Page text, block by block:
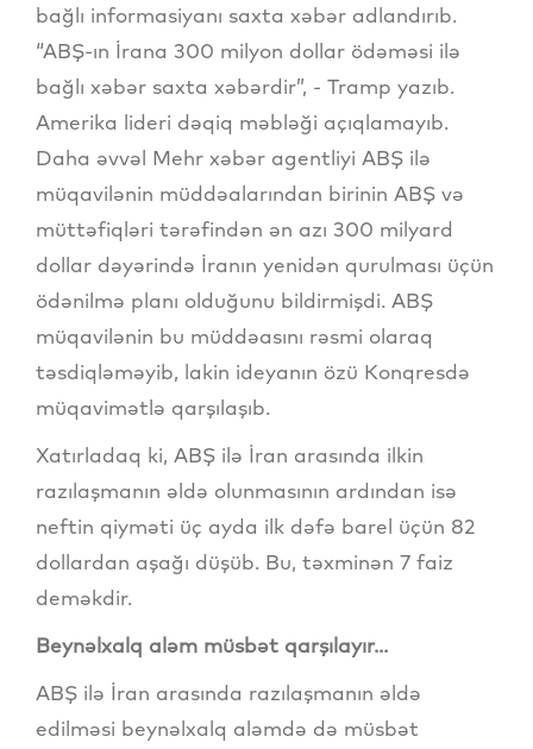
bağlı informasiyanı saxta xəbər adlandırıb.
“ABŞ-ın İrana 300 milyon dollar ödəməsi ilə
bağlı xəbər saxta xəbərdir”, - Tramp yazıb.
Amerika lideri dəqiq məbləği açıqlamayıb.
Daha əvvəl Mehr xəbər agentliyi ABŞ ilə
müqavilənin müddəalarından birinin ABŞ və
müttəfiqləri tərəfindən ən azı 300 milyard
dollar dəyərində İranın yenidən qurulması üçün
ödənilmə planı olduğunu bildirmişdi. ABŞ
müqavilənin bu müddəasını rəsmi olaraq
təsdiqləməyib, lakin ideyanın özü Konqresdə
müqavimətlə qarşılaşıb.
Xatırladaq ki, ABŞ ilə İran arasında ilkin
razılaşmanın əldə olunmasının ardından isə
neftin qiyməti üç ayda ilk dəfə barel üçün 82
dollardan aşağı düşüb. Bu, təxminən 7 faiz
deməkdir.
Beynəlxalq aləm müsbət qarşılayır...
ABŞ ilə İran arasında razılaşmanın əldə
edilməsi beynəlxalq aləmdə də müsbət